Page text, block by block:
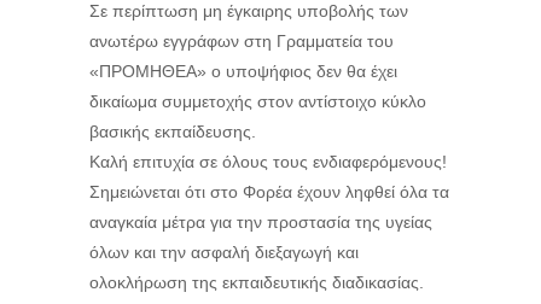
Σε περίπτωση μη έγκαιρης υποβολής των
ανωτέρω εγγράφων στη Γραμματεία του
«ΠΡΟΜΗΘΕΑ» ο υποψήφιος δεν θα έχει
δικαίωμα συμμετοχής στον αντίστοιχο κύκλο
βασικής εκπαίδευσης.
Καλή επιτυχία σε όλους τους ενδιαφερόμενους!
Σημειώνεται ότι στο Φορέα έχουν ληφθεί όλα τα
αναγκαία μέτρα για την προστασία της υγείας
όλων και την ασφαλή διεξαγωγή και
ολοκλήρωση της εκπαιδευτικής διαδικασίας.